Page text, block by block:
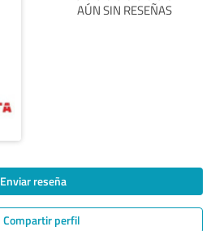
AÚN SIN RESEÑAS
Enviar reseña
Compartir perfil